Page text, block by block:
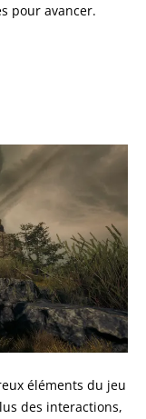
pour avancer.
éléments du jeu
des interactions,